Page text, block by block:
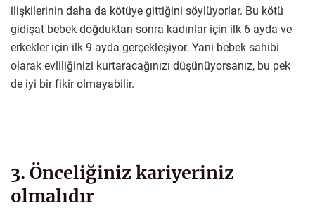
ilişkilerinin daha da kötüye gittiğini söylüyorlar. Bu kötü
gidişat bebek doğduktan sonra kadınlar için ilk 6 ayda ve
erkekler için ilk 9 ayda gerçekleşiyor. Yani bebek sahibi
olarak evliliğinizi kurtaracağınızı düşünüyorsanız, bu pek
de iyi bir fikir olmayabilir.
3. Önceliğiniz kariyeriniz
olmalıdır